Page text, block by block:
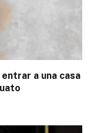
a una casa